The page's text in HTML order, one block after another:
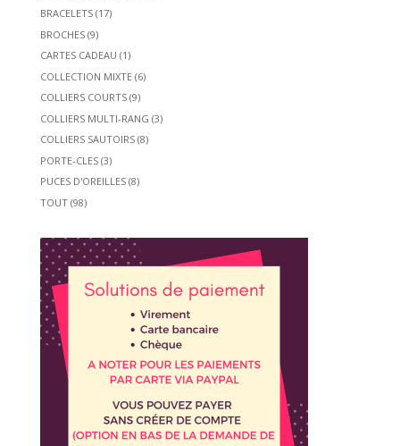
BRACELETS (17)
BROCHES (9)
CARTES CADEAU (1)
COLLECTION MIXTE (6)
COLLIERS COURTS (9)
COLLIERS MULTI-RANG (3)
COLLIERS SAUTOIRS (8)
PORTE-CLES (3)
PUCES D'OREILLES (8)
TOUT (98)